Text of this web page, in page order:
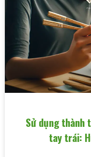
Sử dụng thành
tay trái: